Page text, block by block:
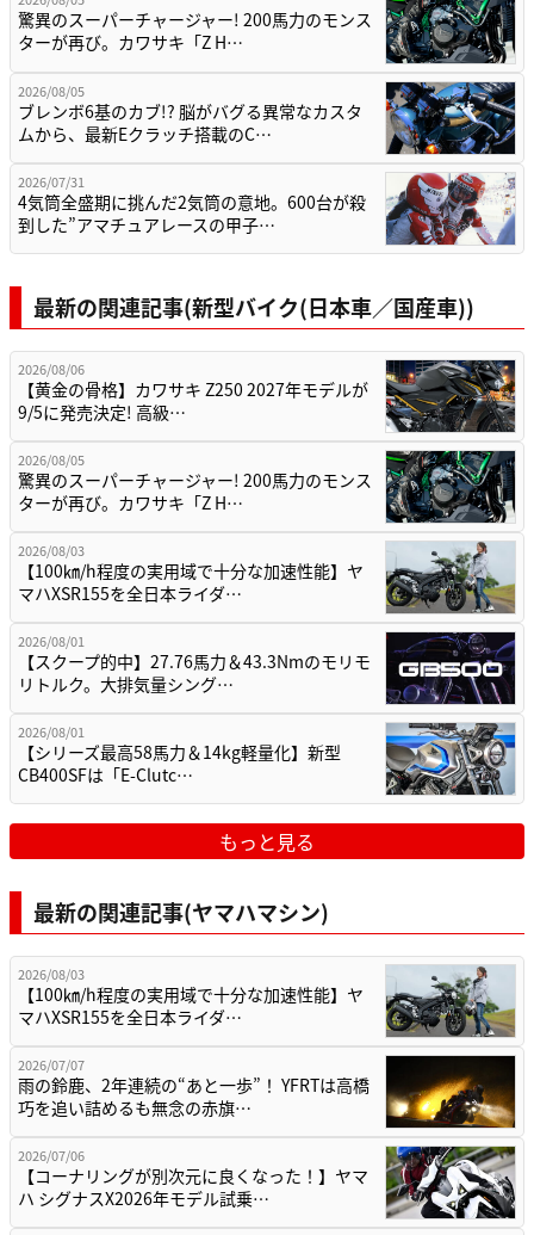
驚異のスーパーチャージャー! 200馬力のモンス
ターが再び。カワサキ「Z H…
2026/08/05
ブレンボ6基のカブ!? 脳がバグる異常なカスタ
ムから、最新Eクラッチ搭載のC…
2026/07/31
4気筒全盛期に挑んだ2気筒の意地。600台が殺
到した”アマチュアレースの甲子…
最新の関連記事(新型バイク(日本車／国産車))
2026/08/06
【黄金の骨格】カワサキ Z250 2027年モデルが
9/5に発売決定! 高級…
2026/08/05
驚異のスーパーチャージャー! 200馬力のモンス
ターが再び。カワサキ「Z H…
2026/08/03
【100㎞/h程度の実用域で十分な加速性能】ヤ
マハXSR155を全日本ライダ…
2026/08/01
【スクープ的中】27.76馬力＆43.3Nmのモリモ
リトルク。大排気量シング…
2026/08/01
【シリーズ最高58馬力＆14kg軽量化】新型
CB400SFは「E-Clutc…
もっと見る
最新の関連記事(ヤマハマシン)
2026/08/03
【100㎞/h程度の実用域で十分な加速性能】ヤ
マハXSR155を全日本ライダ…
2026/07/07
雨の鈴鹿、2年連続の“あと一歩”！ YFRTは高橋
巧を追い詰めるも無念の赤旗…
2026/07/06
【コーナリングが別次元に良くなった！】ヤマ
ハ シグナスX2026年モデル試乗…